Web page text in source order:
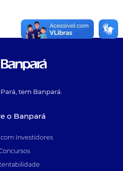
tem Banpará.
o Banpará
com Investidores